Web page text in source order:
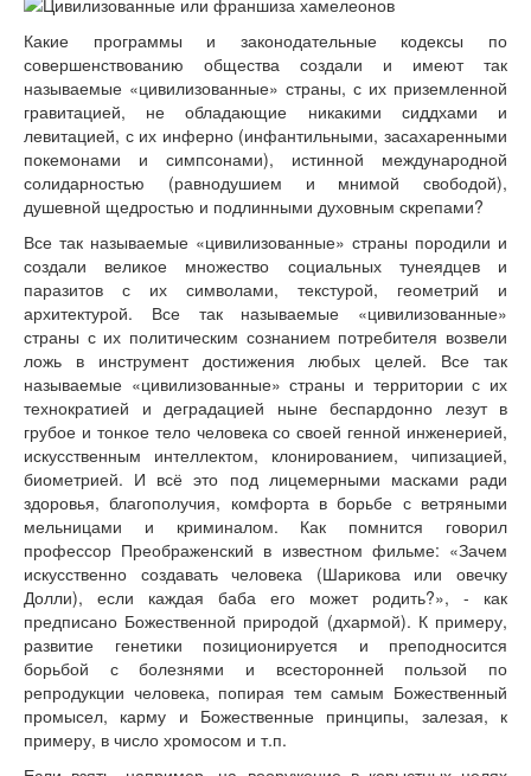
Какие программы и законодательные кодексы по
совершенствованию общества создали и имеют так
называемые «цивилизованные» страны, с их приземленной
гравитацией, не обладающие никакими сиддхами и
левитацией, с их инферно (инфантильными, засахаренными
покемонами и симпсонами), истинной международной
солидарностью (равнодушием и мнимой свободой),
душевной щедростью и подлинными духовным скрепами?
Все так называемые «цивилизованные» страны породили и
создали великое множество социальных тунеядцев и
паразитов с их символами, текстурой, геометрий и
архитектурой. Все так называемые «цивилизованные»
страны с их политическим сознанием потребителя возвели
ложь в инструмент достижения любых целей. Все так
называемые «цивилизованные» страны и территории с их
технократией и деградацией ныне беспардонно лезут в
грубое и тонкое тело человека со своей генной инженерией,
искусственным интеллектом, клонированием, чипизацией,
биометрией. И всё это под лицемерными масками ради
здоровья, благополучия, комфорта в борьбе с ветряными
мельницами и криминалом. Как помнится говорил
профессор Преображенский в известном фильме: «Зачем
искусственно создавать человека (Шарикова или овечку
Долли), если каждая баба его может родить?», - как
предписано Божественной природой (дхармой). К примеру,
развитие генетики позиционируется и преподносится
борьбой с болезнями и всесторонней пользой по
репродукции человека, попирая тем самым Божественный
промысел, карму и Божественные принципы, залезая, к
примеру, в число хромосом и т.п.